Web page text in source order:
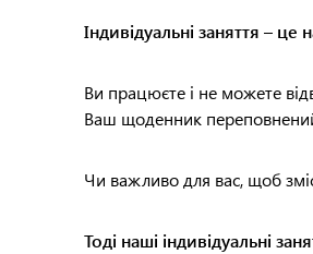
Індивідуальні заняття –
Ви працюєте і не можете
Ваш щоденник
Чи важливо для вас, щоб
Тоді наші індивідуальні